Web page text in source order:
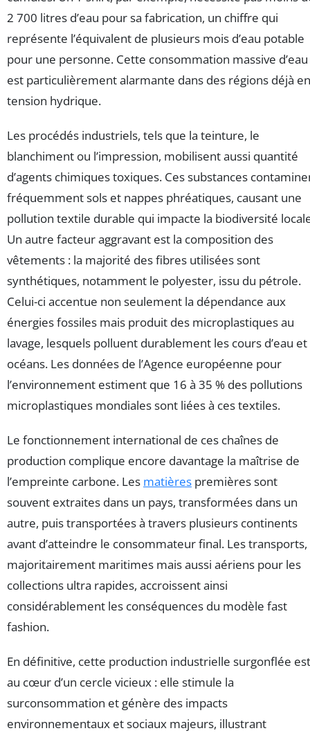
2 700 litres d’eau pour sa fabrication, un chiffre qui
représente l’équivalent de plusieurs mois d’eau potable
pour une personne. Cette consommation massive d’eau
est particulièrement alarmante dans des régions déjà en
tension hydrique.
Les procédés industriels, tels que la teinture, le
blanchiment ou l’impression, mobilisent aussi quantité
d’agents chimiques toxiques. Ces substances
fréquemment sols et nappes phréatiques, causant une
pollution textile durable qui impacte la biodiversité
Un autre facteur aggravant est la composition des
vêtements : la majorité des fibres utilisées sont
synthétiques, notamment le polyester, issu du pétrole.
Celui-ci accentue non seulement la dépendance aux
énergies fossiles mais produit des microplastiques au
lavage, lesquels polluent durablement les cours d’eau et
océans. Les données de l’Agence européenne pour
l’environnement estiment que 16 à 35 % des pollutions
microplastiques mondiales sont liées à ces textiles.
Le fonctionnement international de ces chaînes de
production complique encore davantage la maîtrise de
l’empreinte carbone. Les matières premières sont
souvent extraites dans un pays, transformées dans un
autre, puis transportées à travers plusieurs continents
avant d’atteindre le consommateur final. Les transports,
majoritairement maritimes mais aussi aériens pour les
collections ultra rapides, accroissent ainsi
considérablement les conséquences du modèle fast
fashion.
En définitive, cette production industrielle surgonflée est
au cœur d’un cercle vicieux : elle stimule la
surconsommation et génère des impacts
environnementaux et sociaux majeurs, illustrant